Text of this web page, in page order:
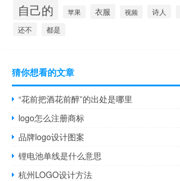
自己的 苹果 衣服 视频 诗人
还不 都是
猜你想看的文章
“花前把酒花前醉”的出处是哪里
logo怎么注册商标
品牌logo设计图案
锂电池单线是什么意思
杭州LOGO设计方法